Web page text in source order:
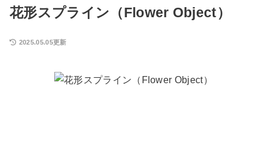
花形スプライン（Flower Object）
2025.05.05更新